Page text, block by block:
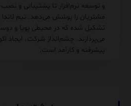
و توسعه نرم‌افزار تا پشتیبانی و
مشتریان را پوشش می‌دهد. تیم لاندا
تشکیل شده که در محیطی پویا و
می‌پردازند. چشم‌انداز شرکت، ایجاد
پیشرفته و کارآمد است.